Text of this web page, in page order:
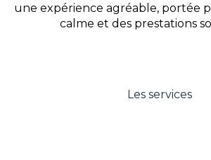
une expérience agréable, portée
calme et des prestations
Les services